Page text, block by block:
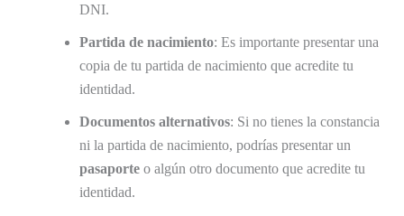
DNI.
Partida de nacimiento: Es importante presentar una
copia de tu partida de nacimiento que acredite tu
identidad.
Documentos alternativos: Si no tienes la constancia
ni la partida de nacimiento, podrías presentar un
pasaporte o algún otro documento que acredite tu
identidad.